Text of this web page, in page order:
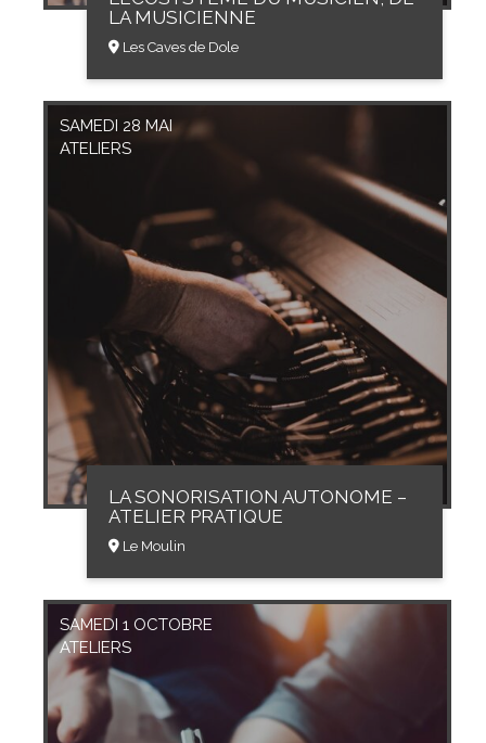
LA MUSICIENNE
Les Caves de Dole
SAMEDI 28 MAI
ATELIERS
LA SONORISATION AUTONOME –
ATELIER PRATIQUE
Le Moulin
SAMEDI 1 OCTOBRE
ATELIERS